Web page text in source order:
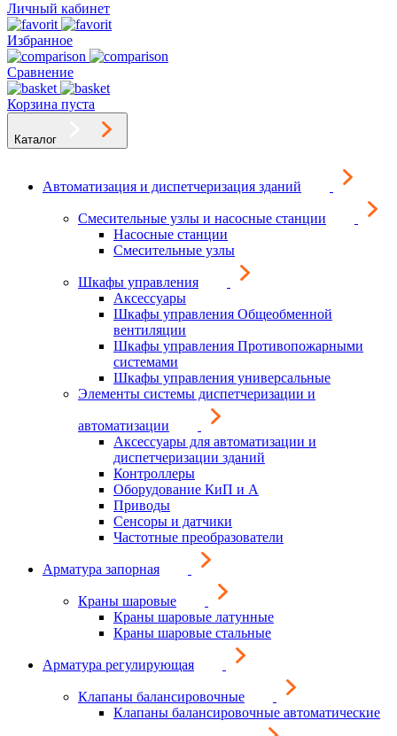
Личный кабинет
Избранное
Сравнение
Корзина пуста
Каталог
Автоматизация и диспетчеризация зданий
Смесительные узлы и насосные станции
Насосные станции
Смесительные узлы
Шкафы управления
Аксессуары
Шкафы управления Общеобменной
вентиляции
Шкафы управления Противопожарными
системами
Шкафы управления универсальные
Элементы системы диспетчеризации и
автоматизации
Аксессуары для автоматизации и
диспетчеризации зданий
Контроллеры
Оборудование КиП и А
Приводы
Сенсоры и датчики
Частотные преобразователи
Арматура запорная
Краны шаровые
Краны шаровые латунные
Краны шаровые стальные
Арматура регулирующая
Клапаны балансировочные
Клапаны балансировочные автоматические